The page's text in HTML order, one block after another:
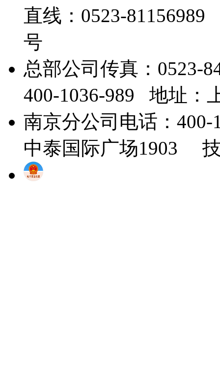
直线：0523-
号
总部公司传真：0523-
400-1036-989 地址：
南京分公司电话：
中泰国际广场1903